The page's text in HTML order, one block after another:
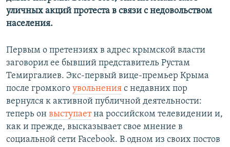
уличных акций протеста в связи с недовольством
населения.
Первым о претензиях в адрес крымской власти
заговорил ее бывший представитель Рустам
Темиргалиев. Экс-первый вице-премьер Крыма
после громкого увольнения с недавних пор
вернулся к активной публичной деятельности:
теперь он выступаетна российском телевидении и,
как и прежде, высказывает свое мнение в
социальной сети Facebook. В одном из своих постов